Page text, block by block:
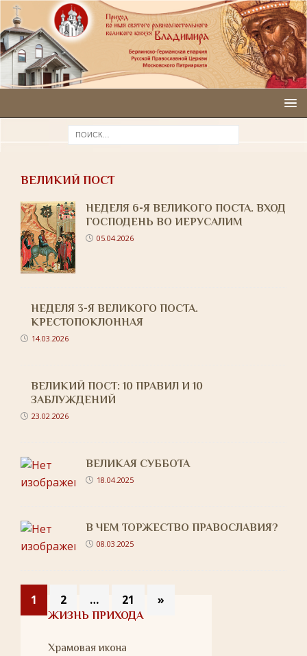
ВЕЛИКИЙ ПОСТ
НЕДЕЛЯ 6-Я ВЕЛИКОГО ПОСТА. ВХОД
ГОСПОДЕНЬ ВО ИЕРУСАЛИМ
05.04.2026
НЕДЕЛЯ 3-Я ВЕЛИКОГО ПОСТА.
КРЕСТОПОКЛОННАЯ
14.03.2026
ВЕЛИКИЙ ПОСТ: 10 ПРАВИЛ И 10
ЗАБЛУЖДЕНИЙ
23.02.2026
ВЕЛИКАЯ СУББОТА
18.04.2025
В ЧЕМ ТОРЖЕСТВО ПРАВОСЛАВИЯ?
08.03.2025
1 2 … 21 »
ЖИЗНЬ ПРИХОДА
Храмовая икона